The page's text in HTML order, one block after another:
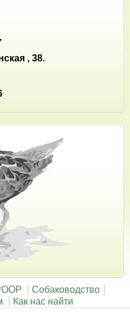
, 38.
Собаководство
Как нас найти